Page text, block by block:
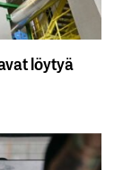
löytyä